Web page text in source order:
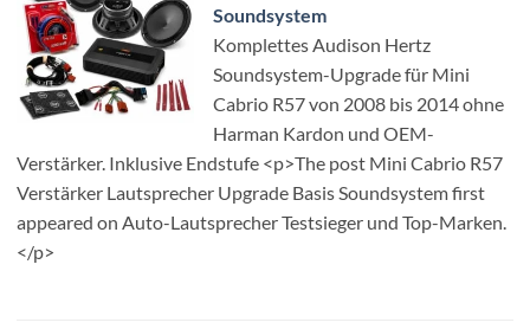
Soundsystem
Komplettes Audison Hertz
Soundsystem-Upgrade für Mini
Cabrio R57 von 2008 bis 2014 ohne
Harman Kardon und OEM-
Verstärker. Inklusive Endstufe <p>The post Mini Cabrio R57
Verstärker Lautsprecher Upgrade Basis Soundsystem first
appeared on Auto-Lautsprecher Testsieger und Top-Marken.
</p>